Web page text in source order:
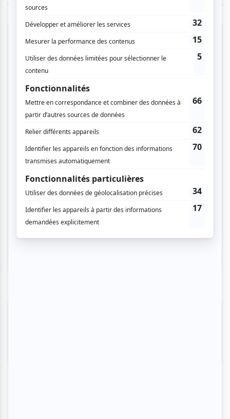
Musique Alternative Pop anglo
Lavaltrie